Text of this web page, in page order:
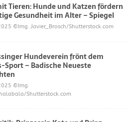
Tieren: Hunde und Katzen fördern
Gesundheit im Alter – Spiegel
©Img. Javier_Brosch/Shutterstock.com
Hundeverein frönt dem
Sport – Badische Neueste
©Img.
Shutterstock.com